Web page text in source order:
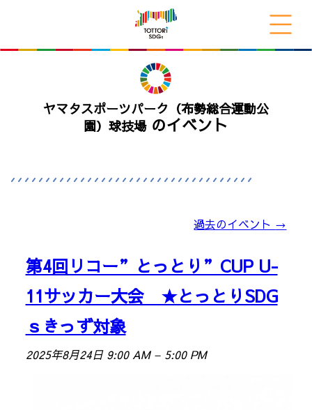
ヤマタスポーツパーク（布勢総合運動公
園）球技場のイベント
過去のイベント →
第4回リコー”とっとり”CUP U-
11サッカー大会 ★とっとりSDG
ｓきっず対象
2025年8月24日 9:00 AM– 5:00 PM